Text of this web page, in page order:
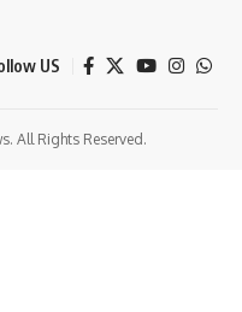
US
All Rights Reserved.